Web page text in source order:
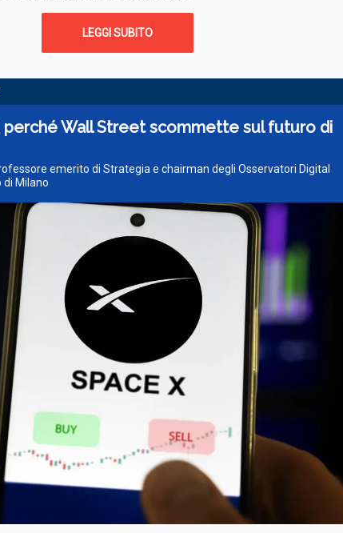
LEGGI SUBITO
perché Wall Street scommette sul futuro di
emerito di Strategia e chairman degli Osservatori Digital
di Milano